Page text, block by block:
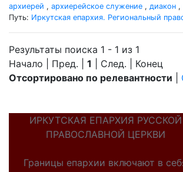
архиерей , архиерейское служение , диакон ,
Путь: Иркутская епархия. Региональный
Результаты поиска 1 - 1 из 1
Начало | Пред. | 1 | След. | Конец
Отсортировано по релевантности
ИРКУТСКАЯ ЕПАРХИЯ РУССКОЙ
ПРАВОСЛАВНОЙ ЦЕРКВИ
Границы епархии включают в